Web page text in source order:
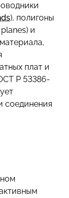
), полигоны
planes) и
плат и
Р 53386-
соединения